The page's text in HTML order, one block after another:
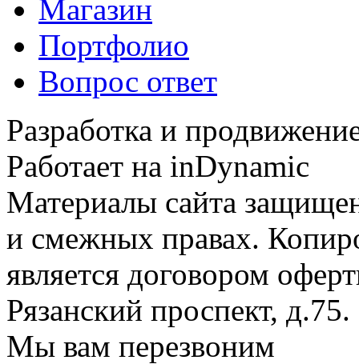
Магазин
Портфолио
Вопрос ответ
Разработка и
Работает на inDynamic
Материалы сайта
и смежных правах.
является договором
Рязанский проспект, д.75.
Мы вам перезвоним